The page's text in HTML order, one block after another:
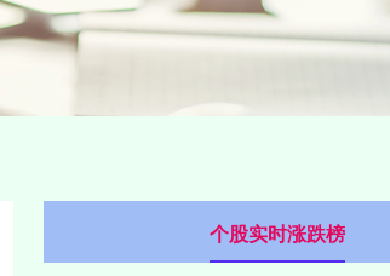
个股实时涨跌榜